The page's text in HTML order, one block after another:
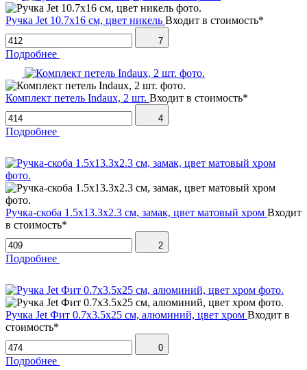
Ручка Jet 10.7х16 см, цвет никель Входит в стоимость*
7
Подробнее
Комплект петель Indaux, 2 шт. Входит в стоимость*
4
Подробнее
Ручка-скоба 1.5х13.3х2.3 см, замак, цвет матовый хром Входит
в стоимость*
2
Подробнее
Ручка Jet Фит 0.7х3.5х25 см, алюминий, цвет хром Входит в
стоимость*
0
Подробнее